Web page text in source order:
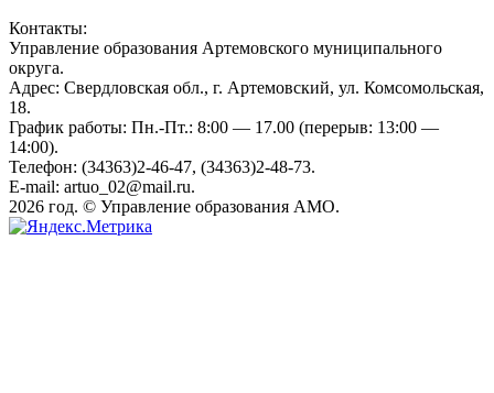
Контакты:
Управление образования Артемовского муниципального
округа.
Адрес: Свердловская обл., г. Артемовский, ул. Комсомольская,
18.
График работы: Пн.-Пт.: 8:00 — 17.00 (перерыв: 13:00 —
14:00).
Телефон: (34363)2-46-47, (34363)2-48-73.
E-mail: artuo_02@mail.ru.
2026 год. © Управление образования АМО.